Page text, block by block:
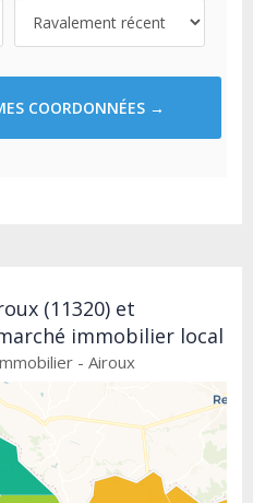
COORDONNÉES →
(11320) et
immobilier local
- Airoux